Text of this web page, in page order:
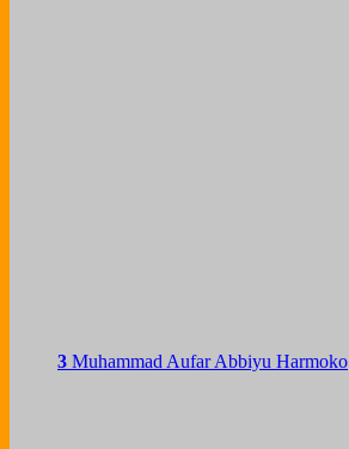
3 Muhammad Aufar Abbiyu Harmoko